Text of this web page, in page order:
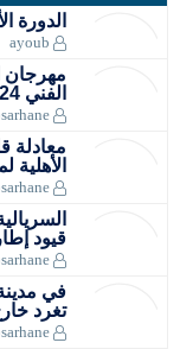
الدورة
ayoub
مهرجان
الفني 2024: “صحفيو غزة شهداء الحقيقة”
معادلة
الأهلية
قيود
في
تغرد